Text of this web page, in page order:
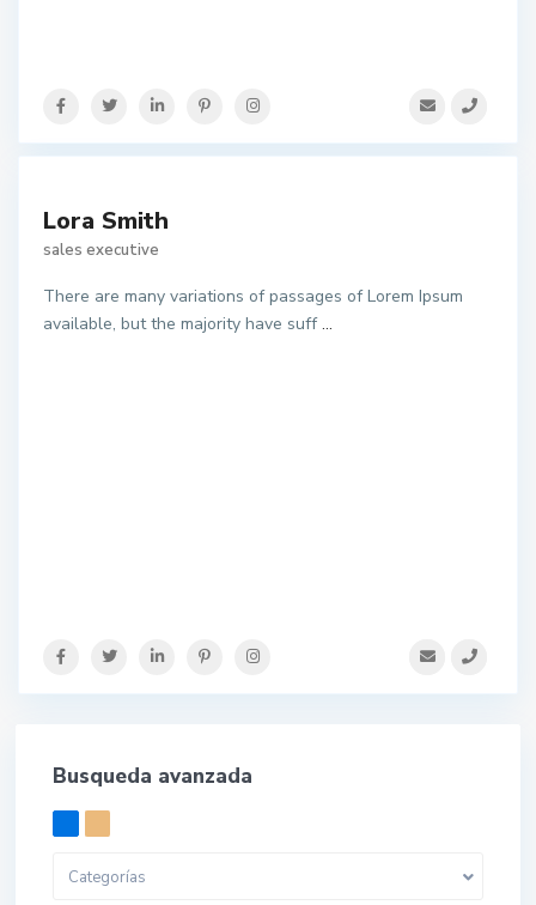
Lora Smith
sales executive
There are many variations of passages of Lorem Ipsum
available, but the majority have suff...
Busqueda avanzada
Categorías